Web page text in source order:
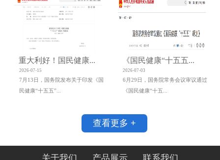
重大利好！国民健康...
2026-07-15
7月13日，国务院发布关于印发《国
民健康“十五五”...
《国民健康“十五五...
2026-07-03
6月29日，国务院常务会议审议通过
《国民健康“十五...
查看更多 +
关于我们 产品展示 联系我们